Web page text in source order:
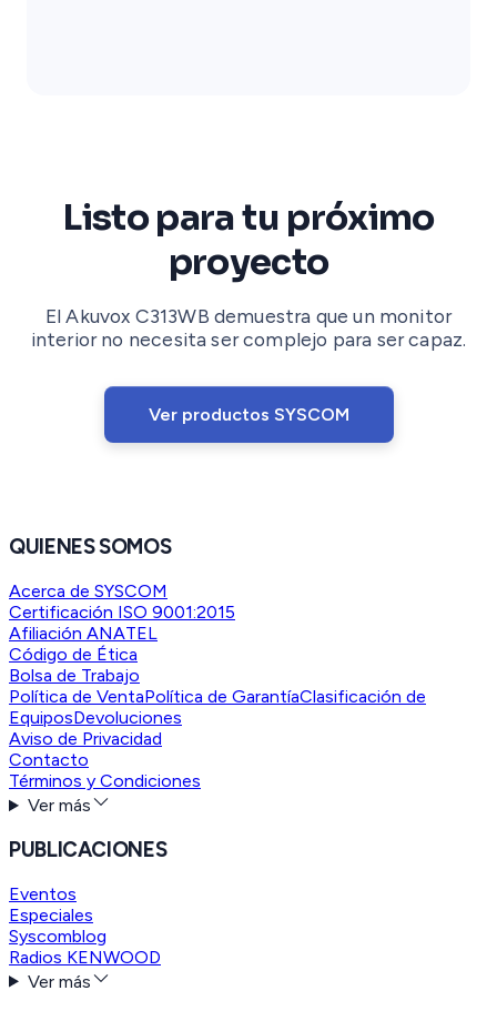
Listo para tu próximo
proyecto
El Akuvox C313WB demuestra que un monitor
interior no necesita ser complejo para ser capaz.
Ver productos SYSCOM
QUIENES SOMOS
Acerca de SYSCOM
Certificación ISO 9001:2015
Afiliación ANATEL
Código de Ética
Bolsa de Trabajo
Política de VentaPolítica de GarantíaClasificación de
EquiposDevoluciones
Aviso de Privacidad
Contacto
Términos y Condiciones
Ver más
PUBLICACIONES
Eventos
Especiales
Syscomblog
Radios KENWOOD
Ver más